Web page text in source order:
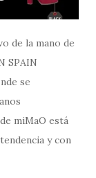
de la mano de
SPAIN
se
miMaO está
y con